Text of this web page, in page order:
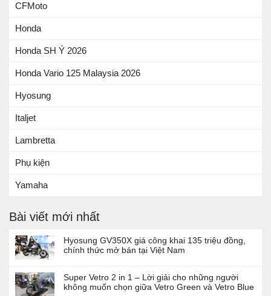
CFMoto
Honda
Honda SH Ý 2026
Honda Vario 125 Malaysia 2026
Hyosung
Italjet
Lambretta
Phụ kiện
Yamaha
Bài viết mới nhất
Hyosung GV350X giá công khai 135 triệu đồng,
chính thức mở bán tại Việt Nam
Super Vetro 2 in 1 – Lời giải cho những người
không muốn chọn giữa Vetro Green và Vetro Blue